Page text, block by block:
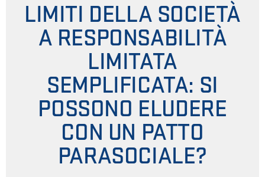
LIMITI DELLA SOCIETÀ
A RESPONSABILITÀ
LIMITATA
SEMPLIFICATA: SI
POSSONO ELUDERE
CON UN PATTO
PARASOCIALE?